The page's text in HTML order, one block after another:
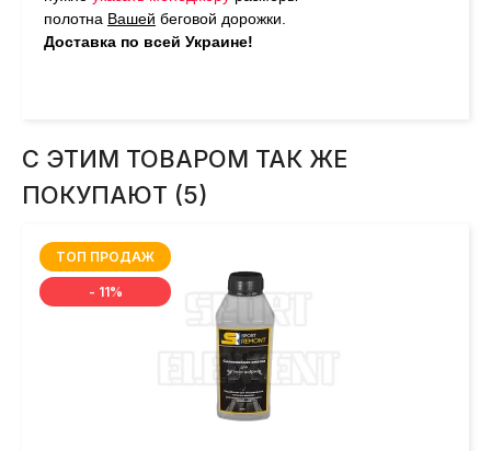
полотна Вашей беговой дорожки.
Доставка по всей Украине!
С ЭТИМ ТОВАРОМ ТАК ЖЕ
ПОКУПАЮТ (5)
ТОП ПРОДАЖ
- 11%